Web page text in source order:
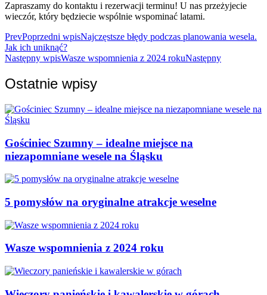
Zapraszamy do kontaktu i rezerwacji terminu! U nas przeżyjecie
wieczór, który będziecie wspólnie wspominać latami.
PrevPoprzedni wpisNajczęstsze błędy podczas planowania wesela.
Jak ich uniknąć?
Następny wpisWasze wspomnienia z 2024 rokuNastępny
Ostatnie wpisy
Gościniec Szumny – idealne miejsce na
niezapomniane wesele na Śląsku
5 pomysłów na oryginalne atrakcje weselne
Wasze wspomnienia z 2024 roku